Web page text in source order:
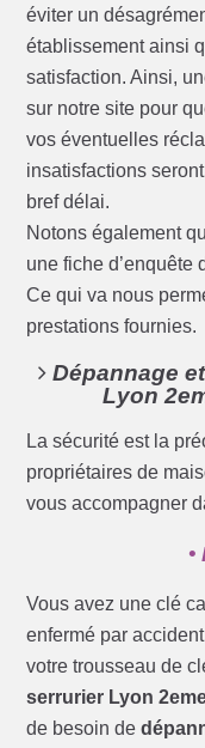
éviter un
établissement ainsi
satisfaction. Ainsi,
sur notre site pour
vos éventuelles
insatisfactions
bref délai.
Notons également
une fiche d’enquête
Ce qui va nous
prestations fournies.
Dépannage
Lyon
La sécurité est la
propriétaires de
vous accompagner
•
Vous avez une clé
enfermé par
votre trousseau de
serrurier Lyon
de besoin de